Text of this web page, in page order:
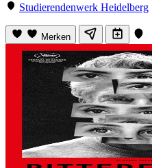
Studierendenwerk Heidelberg
Merken